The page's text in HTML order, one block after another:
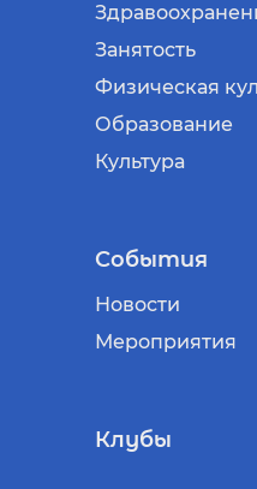
Занятость
Физическая
Образование
Культура
События
Новости
Мероприятия
Клубы